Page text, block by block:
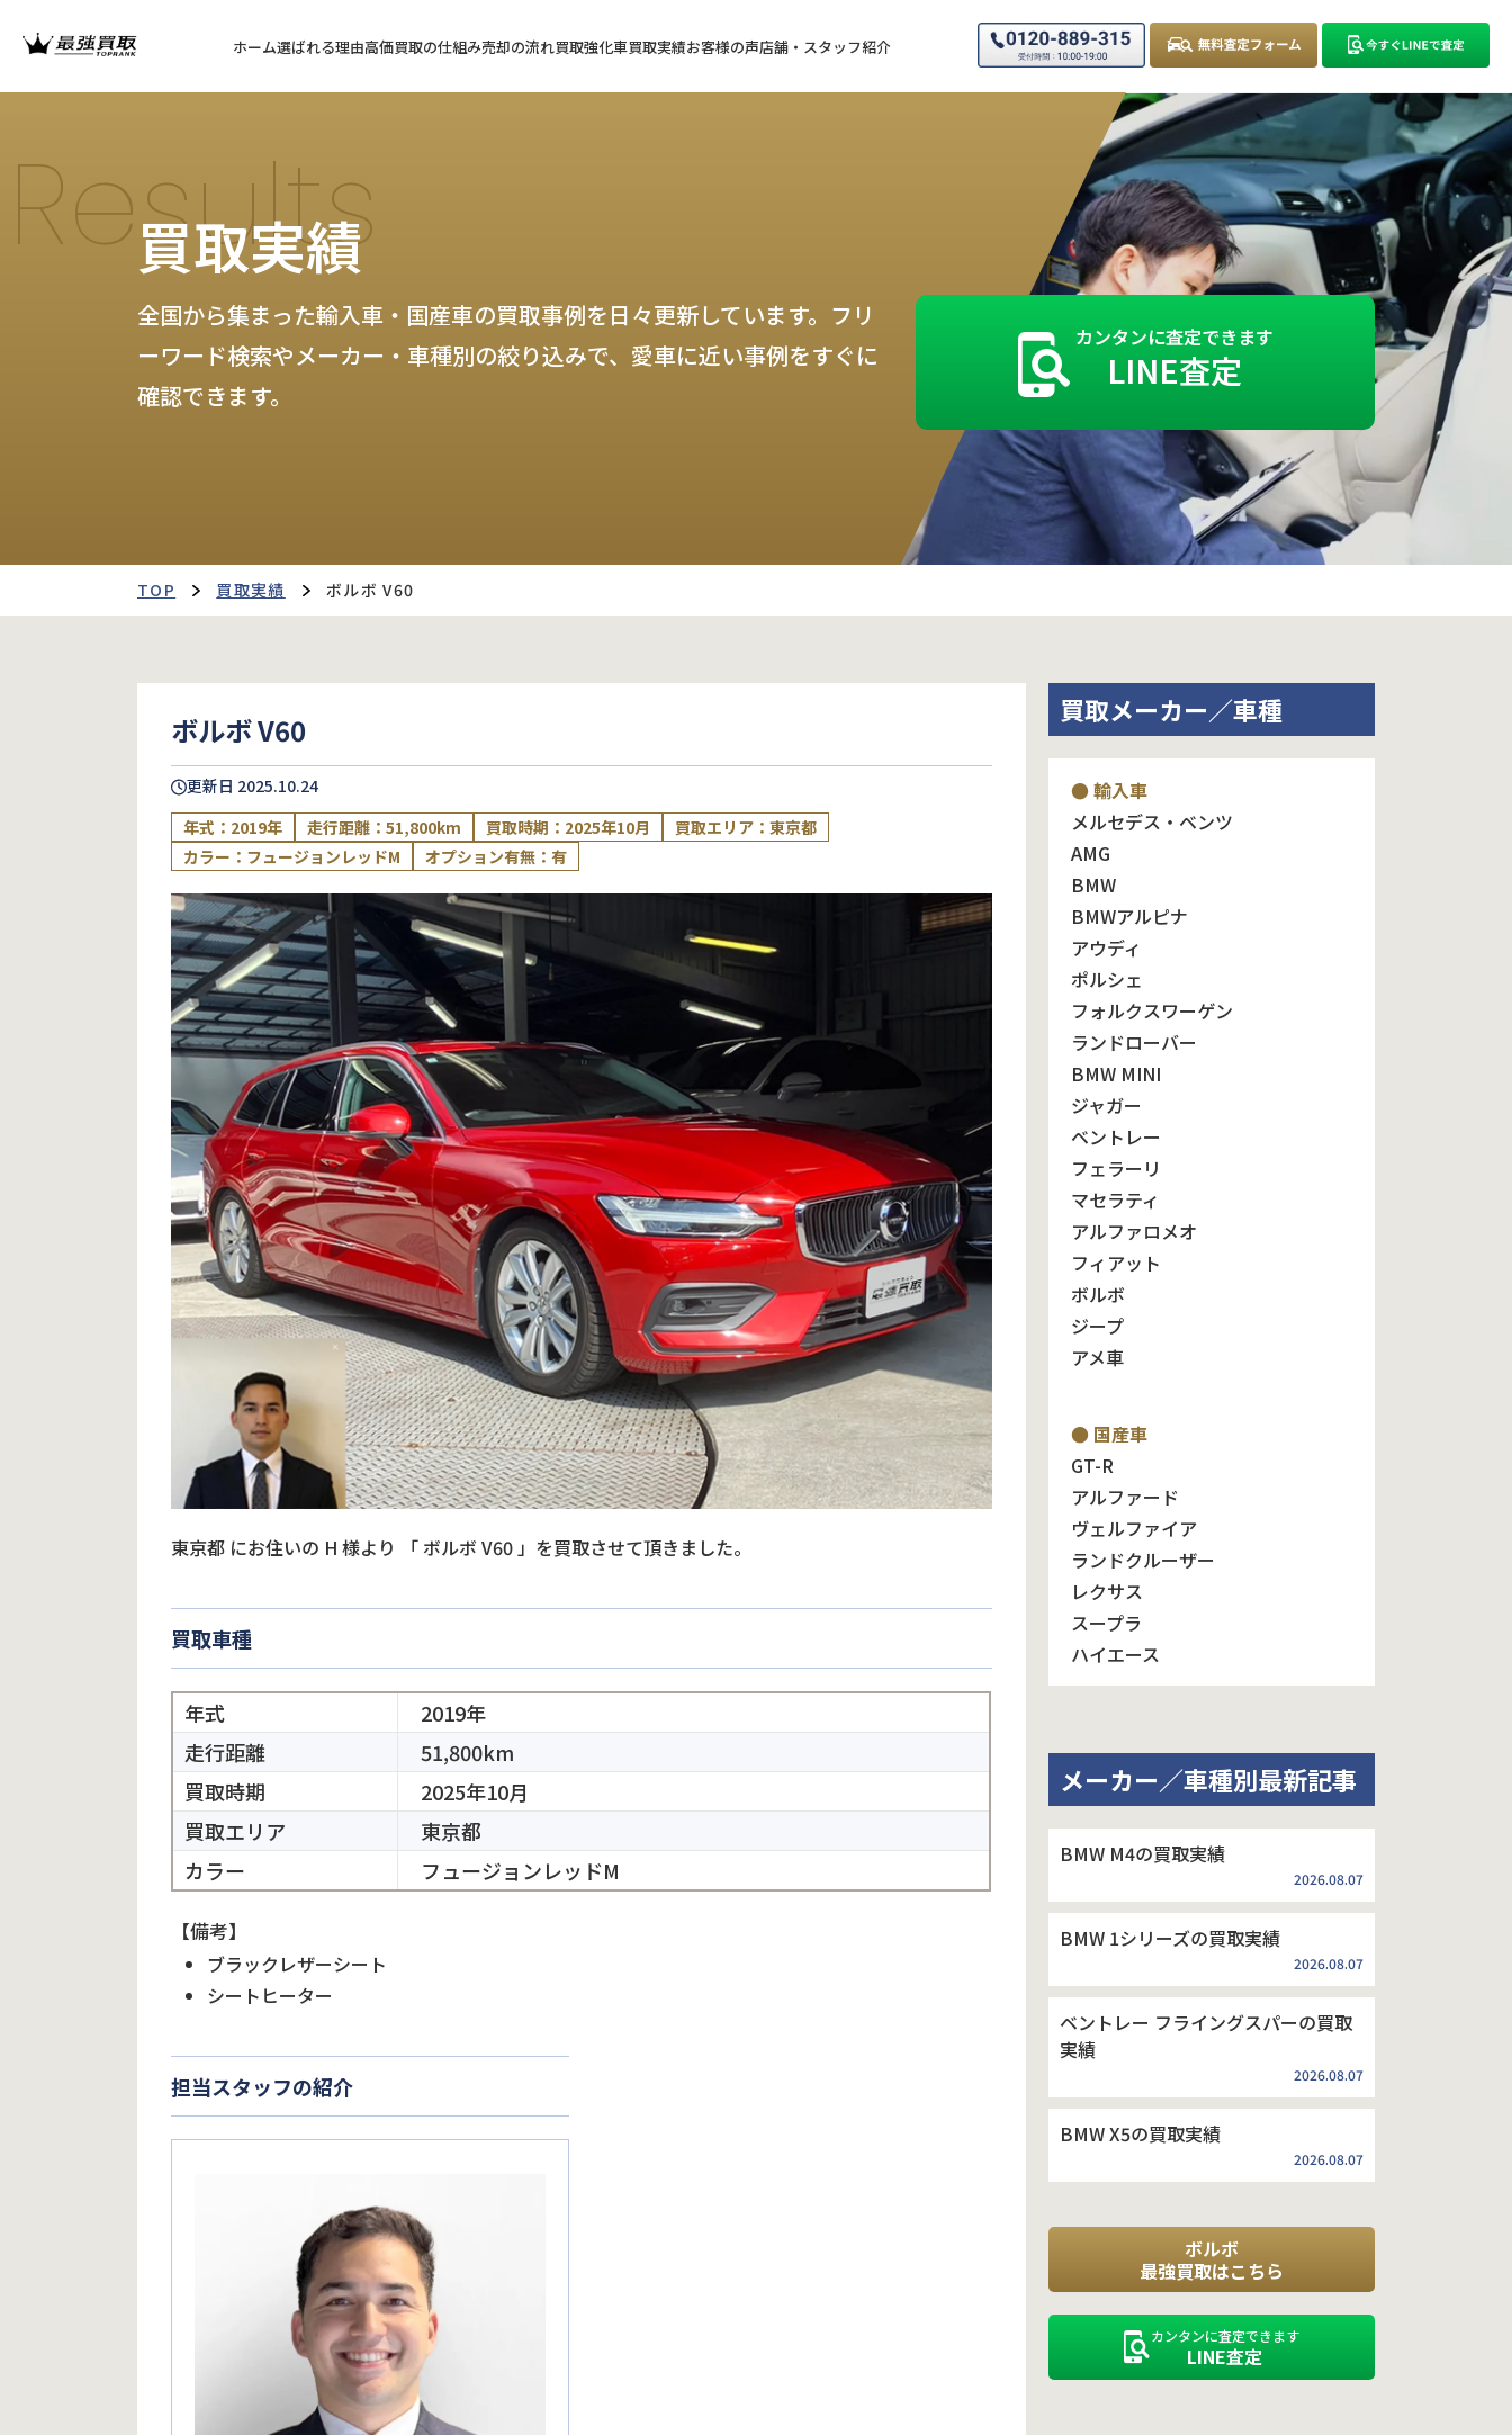
ホーム選ばれる理由高価買取の仕組み売却の流れ買取強化車買取実績お客様の声店舗・スタッフ紹介
Results
買取実績
全国から集まった輸入車・国産車の買取事例を日々更新しています。フリ
ーワード検索やメーカー・車種別の絞り込みで、愛車に近い事例をすぐに
確認できます。
カンタンに査定できます
LINE査定
TOP 買取実績 ボルボ V60
ボルボ V60
更新日 2025.10.24
年式：2019年
走行距離：51,800km 買取時期：2025年10月
買取エリア：東京都
カラー：フュージョンレッドM
オプション有無：有
東京都 にお住いの H 様より 「 ボルボ V60」を買取させて頂きました。
買取車種
年式
2019年
走行距離
51,800km
買取時期
2025年10月
買取エリア
東京都
カラー
フュージョンレッドM
【備考】
ブラックレザーシート
シートヒーター
担当スタッフの紹介
買取メーカー／車種
● 輸入車
メルセデス・ベンツ
AMG
BMW
BMWアルピナ
アウディ
ポルシェ
フォルクスワーゲン
ランドローバー
BMW MINI
ジャガー
ベントレー
フェラーリ
マセラティ
アルファロメオ
フィアット
ボルボ
ジープ
アメ車
● 国産車
GT-R
アルファード
ヴェルファイア
ランドクルーザー
レクサス
スープラ
ハイエース
メーカー／車種別最新記事
BMW M4の買取実績
2026.08.07
BMW 1シリーズの買取実績
2026.08.07
ベントレー フライングスパーの買取
実績
2026.08.07
BMW X5の買取実績
2026.08.07
ボルボ
最強買取はこちら
カンタンに査定できます
LINE査定